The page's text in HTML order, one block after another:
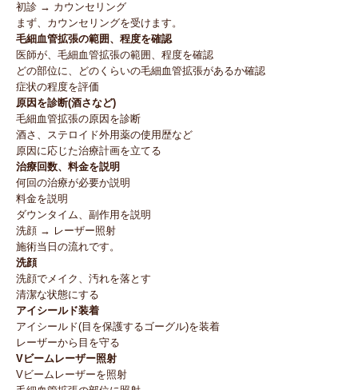
初診 → カウンセリング
まず、カウンセリングを受けます。
毛細血管拡張の範囲、程度を確認
医師が、毛細血管拡張の範囲、程度を確認
どの部位に、どのくらいの毛細血管拡張があるか確認
症状の程度を評価
原因を診断(酒さなど)
毛細血管拡張の原因を診断
酒さ、ステロイド外用薬の使用歴など
原因に応じた治療計画を立てる
治療回数、料金を説明
何回の治療が必要か説明
料金を説明
ダウンタイム、副作用を説明
洗顔 → レーザー照射
施術当日の流れです。
洗顔
洗顔でメイク、汚れを落とす
清潔な状態にする
アイシールド装着
アイシールド(目を保護するゴーグル)を装着
レーザーから目を守る
Vビームレーザー照射
Vビームレーザーを照射